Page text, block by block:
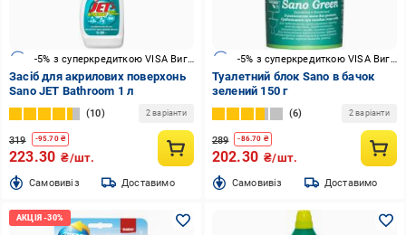
-5% з суперкредиткою VISA Вигода
Засіб для акрилових поверхонь
Sano JET Bathroom 1 л
10 2 варіанти
319 -95.70₴
223.30 ₴/шт.
Cамовивіз Доставимо
Туалетний блок Sano в бачок
зелений 150 г
6 2 варіанти
289 -86.70 ₴
202.30 ₴/шт.
Cамовивіз Доставимо